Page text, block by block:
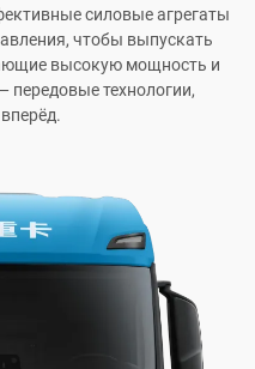
силовые агрегаты
чтобы выпускать
высокую мощность и
передовые технологии,